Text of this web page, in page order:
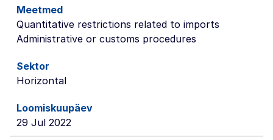
Quantitative restrictions related to imports
Administrative or customs procedures
Horizontal
29 Jul 2022